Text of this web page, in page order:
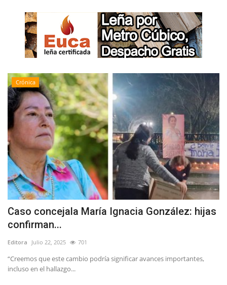
Crónica
Caso concejala María Ignacia González: hijas
confirman...
Editora Julio 22, 2025 701
“Creemos que este cambio podría significar avances importantes,
incluso en el hallazgo...